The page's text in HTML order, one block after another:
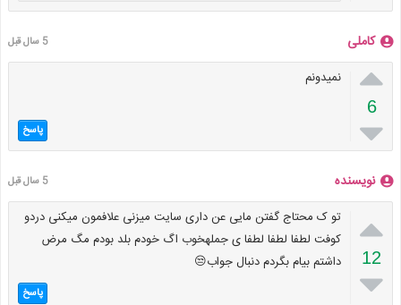
کاملی 5 سال قبل

6

نمیدونم
پاسخ
نویسنده 5 سال قبل

12

تو ک محتاج گفتن مایی عن داری سایت میزنی علافمون میکنی دردو
کوفت لطفا لطفا لطفا ی جملهخوب اگ خودم بلد بودم مگ مرض
داشتم بیام بگردم دنبال جواب😒
پاسخ